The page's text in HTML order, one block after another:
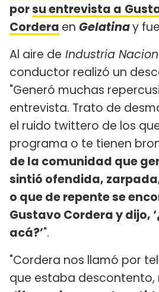
porsu entrevista a
Cordera en Gelatinay
Al aire de Industria
conductor realizó un
"Generó muchas
entrevista. Trato de
el ruido twittero de los
programa o te tienen
de la comunidad que
sintió ofendida,
o que de repente se
Gustavo Cordera y dijo,
acá?’".
"Cordera nos llamó por
que estaba descontento,